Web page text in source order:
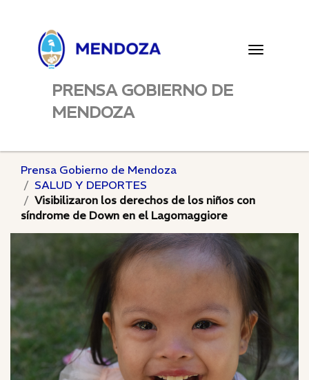
Toggle
PRENSA GOBIERNO DE
MENDOZA
Prensa Gobierno de Mendoza
SALUD Y DEPORTES
Visibilizaron los derechos de los niños con
síndrome de Down en el Lagomaggiore